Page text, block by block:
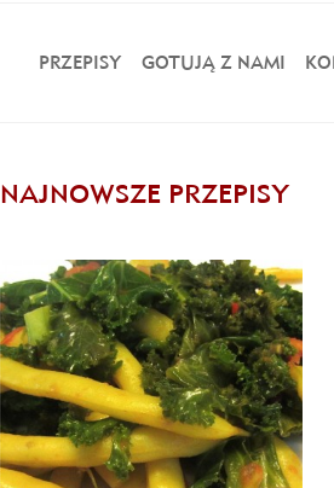
PRZEPISY GOTUJĄ Z NAMI
NAJNOWSZE PRZEPISY